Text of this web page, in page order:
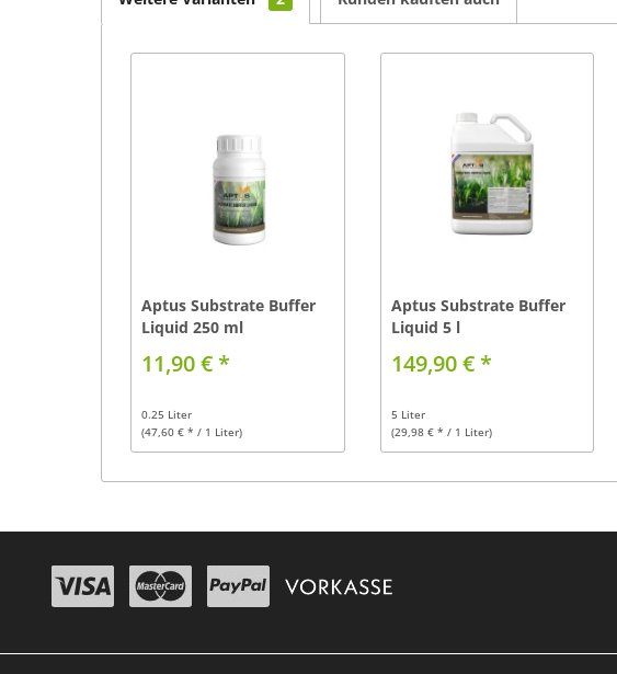
Aptus Substrate Buffer
Liquid 250 ml
11,90 € *
0.25 Liter
(47,60 € * / 1 Liter)
Aptus Substrate Buffer
Liquid 5 l
149,90 € *
5 Liter
(29,98 € * / 1 Liter)